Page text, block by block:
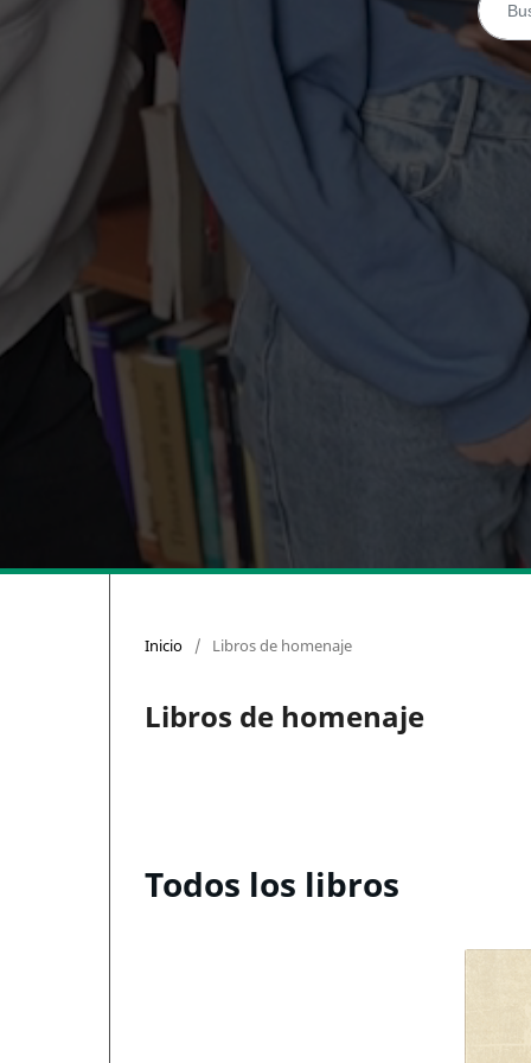
Inicio / Libros de homenaje
Libros de homenaje
Todos los libros